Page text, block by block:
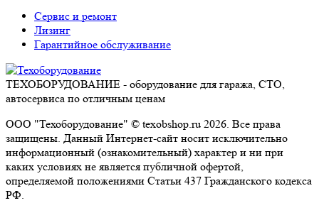
Сервис и ремонт
Лизинг
Гарантийное обслуживание
ТЕХОБОРУДОВАНИЕ - оборудование для гаража, СТО,
автосервиса по отличным ценам
ООО "Техоборудование" © texobshop.ru 2026. Все права
защищены. Данный Интернет-сайт носит исключительно
информационный (ознакомительный) характер и ни при
каких условиях не является публичной офертой,
определяемой положениями Статьи 437 Гражданского кодекса
РФ.